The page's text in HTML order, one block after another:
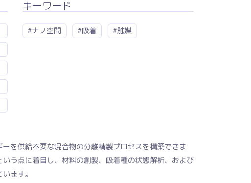
キーワード
#ナノ空間 #吸着 #触媒
を供給不要な混合物の分離精製プロセスを構築できま
う点に着目し、材料の創製、吸着種の状態解析、および
ます。